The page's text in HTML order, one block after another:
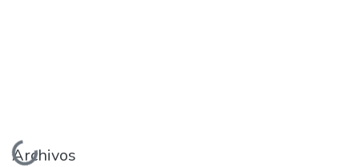
Cargando...
Archivos